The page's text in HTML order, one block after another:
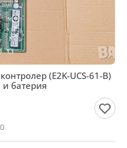
(E2K-UCS-61-B)
и батерия